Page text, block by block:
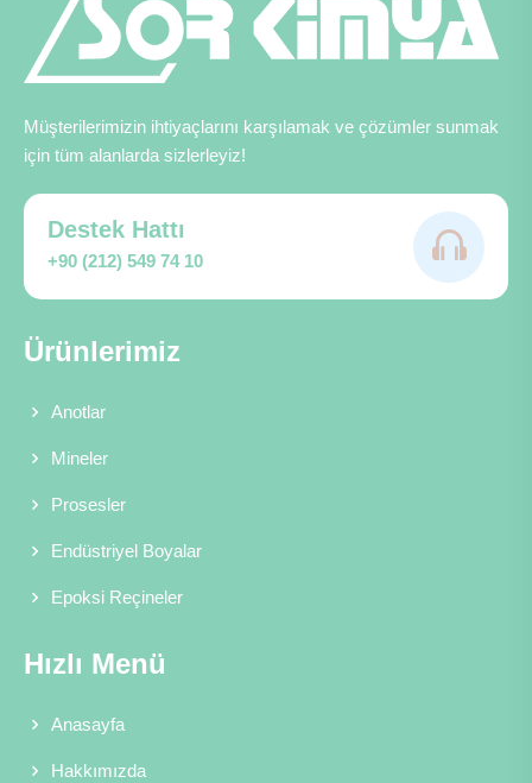
Müşterilerimizin ihtiyaçlarını karşılamak ve çözümler sunmak
için tüm alanlarda sizlerleyiz!
Destek Hattı
+90 (212) 549 74 10
Ürünlerimiz
Anotlar
Mineler
Prosesler
Endüstriyel Boyalar
Epoksi Reçineler
Hızlı Menü
Anasayfa
Hakkımızda